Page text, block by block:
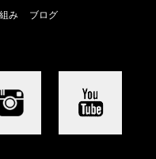
み ブログ